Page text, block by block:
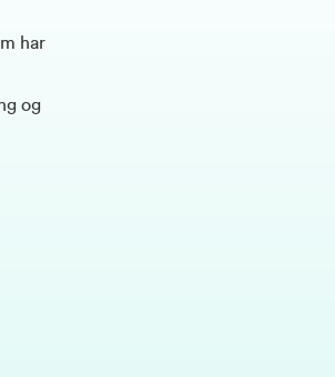
har
og